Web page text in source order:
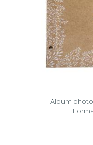
Album